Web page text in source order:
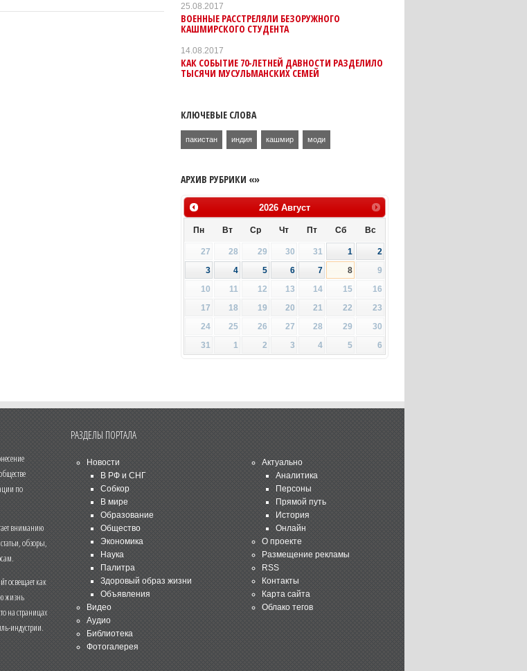
25.08.2017
ВОЕННЫЕ РАССТРЕЛЯЛИ БЕЗОРУЖНОГО
КАШМИРСКОГО СТУДЕНТА
14.08.2017
КАК СОБЫТИЕ 70-ЛЕТНЕЙ ДАВНОСТИ РАЗДЕЛИЛО
ТЫСЯЧИ МУСУЛЬМАНСКИХ СЕМЕЙ
КЛЮЧЕВЫЕ СЛОВА
пакистан индия кашмир моди
АРХИВ РУБРИКИ «»
2026 Август
Пн Вт Ср Чт Пт Сб Вс
27 28 29 30 31 1
2
3
4 5 6 7 8
9
10
11 12 13 14 15
16
17
18 19 20 21 22
23
24
25 26 27 28 29
30
31
1 2 3 4 5 6
по
вниманию
обзоры,
освещает как
жизнь
на страницах
индустрии.
РАЗДЕЛЫ ПОРТАЛА
Новости
В РФ и СНГ
Собкор
В мире
Образование
Общество
Экономика
Наука
Палитра
Здоровый образ жизни
Объявления
Видео
Аудио
Библиотека
Фотогалерея
Актуально
Аналитика
Персоны
Прямой путь
История
Онлайн
О проекте
Размещение рекламы
RSS
Контакты
Карта сайта
Облако тегов